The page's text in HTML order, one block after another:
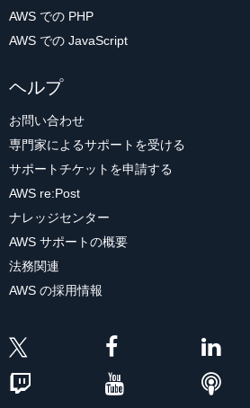
AWS での PHP
AWS での JavaScript
ヘルプ
お問い合わせ
専門家によるサポートを受ける
サポートチケットを申請する
AWS re:Post
ナレッジセンター
AWS サポートの概要
法務関連
AWS の採用情報